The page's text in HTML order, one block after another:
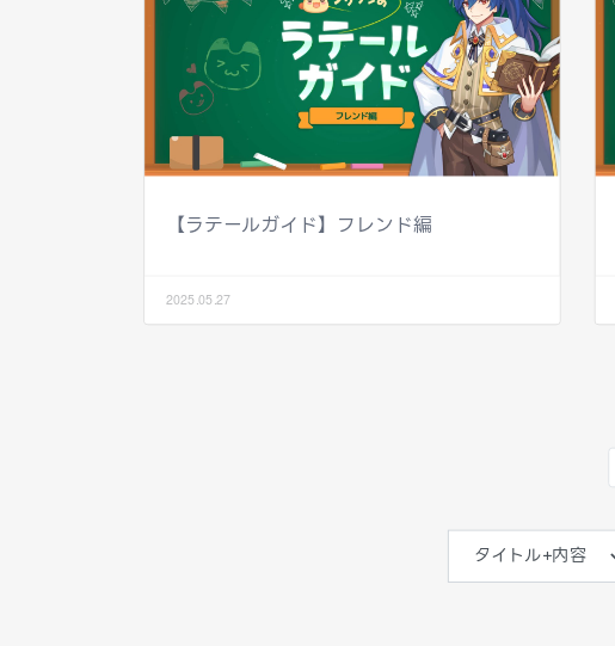
【ラテールガイド】フレンド編
2025.05.27